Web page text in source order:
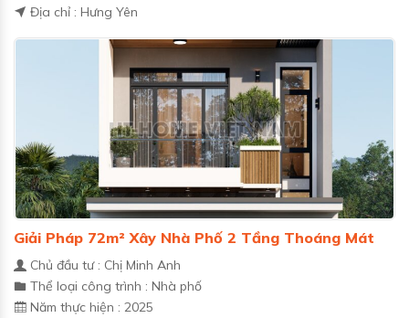
Địa chỉ : Hưng Yên
Giải Pháp 72m² Xây Nhà Phố 2 Tầng Thoáng Mát
Chủ đầu tư : Chị Minh Anh
Thể loại công trình : Nhà phố
Năm thực hiện : 2025